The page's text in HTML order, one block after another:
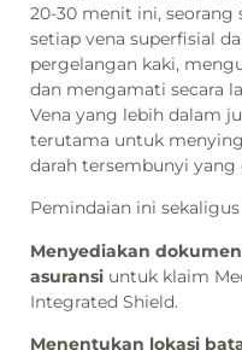
20-30 menit ini,
setiap vena superfisial
pergelangan kaki,
dan mengamati secara
Vena yang lebih dalam
terutama untuk
darah tersembunyi
Pemindaian ini
Menyediakan
asuransi untuk klaim
Integrated Shield.
Menentukan lokasi